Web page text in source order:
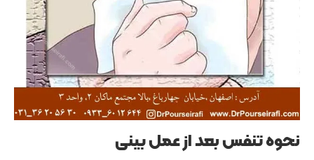
تنفس بعد از عمل بینی